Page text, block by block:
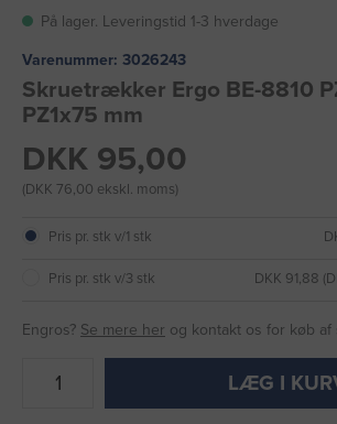
På lager. Leveringstid 1-3 hverdage
Varenummer: 3026243
Skruetrækker Ergo BE-8810
PZ1x75 mm
DKK 95,00
(DKK 76,00 ekskl. moms)
Pris pr. stk v/1 stk
Pris pr. stk v/3 stk DKK 91,88
Engros? Se mere her og kontakt os for køb
LÆG I